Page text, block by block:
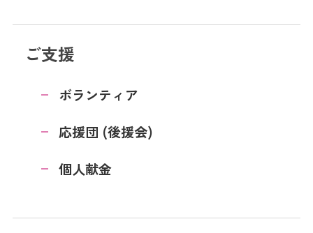
ご支援
ボランティア
応援団 (後援会)
個人献金